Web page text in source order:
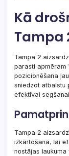
Kā
Tampa
Tampa 2
parasti apmēram
pozicionēšana
sniedzot atbalstu
efektīvai
Tampa 2
izkārtošana, lai
nostājas